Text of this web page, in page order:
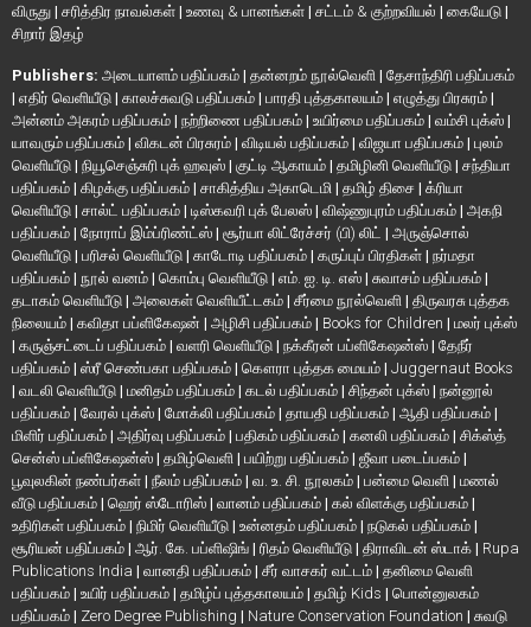
விருது | சரித்திர நாவல்கள் | உணவு & பானங்கள் | சட்டம் & குற்றவியல் | கையேடு |
சிறார் இதழ்
Publishers: அடையாளம் பதிப்பகம் | தன்னறம் நூல்வெளி | தேசாந்திரி பதிப்பகம்
| எதிர் வெளியீடு | காலச்சுவடு பதிப்பகம் | பாரதி புத்தகாலயம் | எழுத்து பிரசுரம் |
அன்னம் அகரம் பதிப்பகம் | நற்றிணை பதிப்பகம் | உயிர்மை பதிப்பகம் | வம்சி புக்ஸ் |
யாவரும் பதிப்பகம் | விகடன் பிரசுரம் | விடியல் பதிப்பகம் | விஜயா பதிப்பகம் | புலம்
வெளியீடு | நியூசெஞ்சுரி புக் ஹவுஸ் | குட்டி ஆகாயம் | தமிழினி வெளியீடு | சந்தியா
பதிப்பகம் | கிழக்கு பதிப்பகம் | சாகித்திய அகாடெமி | தமிழ் திசை | க்ரியா
வெளியீடு | சால்ட் பதிப்பகம் | டிஸ்கவரி புக் பேலஸ் | விஷ்ணுபுரம் பதிப்பகம் | அகநி
பதிப்பகம் | நோராப் இம்ப்ரிண்ட்ஸ் | சூர்யா லிட்ரேச்சர் (பி) லிட் | அருஞ்சொல்
வெளியீடு | பரிசல் வெளியீடு | காடோடி பதிப்பகம் | கருப்புப் பிரதிகள் | நர்மதா
பதிப்பகம் | நூல் வனம் | கொம்பு வெளியீடு | எம். ஐ. டி. எஸ் | சுவாசம் பதிப்பகம் |
தடாகம் வெளியீடு | அலைகள் வெளியீட்டகம் | சீர்மை நூல்வெளி | திருவரசு புத்தக
நிலையம் | கவிதா பப்ளிகேஷன் | அழிசி பதிப்பகம் | Books for Children | மலர் புக்ஸ்
| கருஞ்சட்டைப் பதிப்பகம் | வளரி வெளியீடு | நக்கீரன் பப்ளிகேஷன்ஸ் | தேநீர்
பதிப்பகம் | ஸ்ரீ செண்பகா பதிப்பகம் | கௌரா புத்தக மையம் | Juggernaut Books
| வடலி வெளியீடு | மனிதம் பதிப்பகம் | கடல் பதிப்பகம் | சிந்தன் புக்ஸ் | நன்னூல்
பதிப்பகம் | வேரல் புக்ஸ் | மோக்லி பதிப்பகம் | தாயதி பதிப்பகம் | ஆதி பதிப்பகம் |
மிளிர் பதிப்பகம் | அதிர்வு பதிப்பகம் | பதிகம் பதிப்பகம் | கனலி பதிப்பகம் | சிக்ஸ்த்
சென்ஸ் பப்ளிகேஷன்ஸ் | தமிழ்வெளி | பயிற்று பதிப்பகம் | ஜீவா படைப்பகம் |
பூவுலகின் நண்பர்கள் | நீலம் பதிப்பகம் | வ. உ. சி. நூலகம் | பன்மை வெளி | மணல்
வீடு பதிப்பகம் | ஹெர் ஸ்டோரிஸ் | வானம் பதிப்பகம் | கல் விளக்கு பதிப்பகம் |
உதிரிகள் பதிப்பகம் | நிமிர் வெளியீடு | உன்னதம் பதிப்பகம் | நடுகல் பதிப்பகம் |
சூரியன் பதிப்பகம் | ஆர். கே. பப்ளிஷிங் | ரிதம் வெளியீடு | திராவிடன் ஸ்டாக் | Rupa
Publications India | வானதி பதிப்பகம் | சீர் வாசகர் வட்டம் | தனிமை வெளி
பதிப்பகம் | உயிர் பதிப்பகம் | தமிழ்ப் புத்தகாலயம் | தமிழ் Kids | பொன்னுலகம்
பதிப்பகம் | Zero Degree Publishing | Nature Conservation Foundation | சுவடு